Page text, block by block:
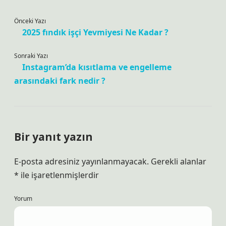
Önceki Yazı
2025 fındık işçi Yevmiyesi Ne Kadar ?
Sonraki Yazı
Instagram’da kısıtlama ve engelleme
arasındaki fark nedir ?
Bir yanıt yazın
E-posta adresiniz yayınlanmayacak. Gerekli alanlar
* ile işaretlenmişlerdir
Yorum